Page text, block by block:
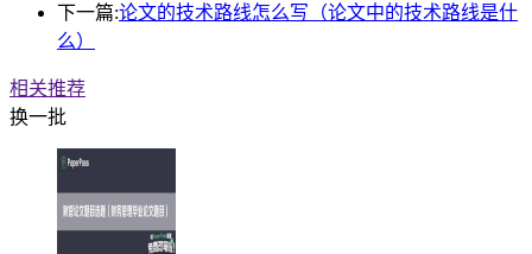
下一篇:论文的技术路线怎么写（论文中的技术路线是什
么）
相关推荐
换一批